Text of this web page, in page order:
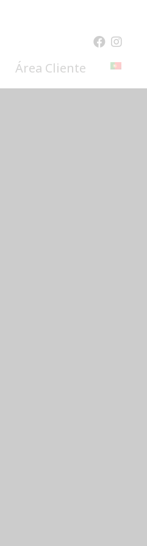
Área Cliente